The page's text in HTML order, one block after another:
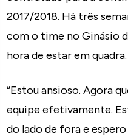
2017/2018. Há três
com o time no Ginásio
hora de estar em quadra.
“Estou ansioso. Agora
equipe efetivamente.
do lado de fora e